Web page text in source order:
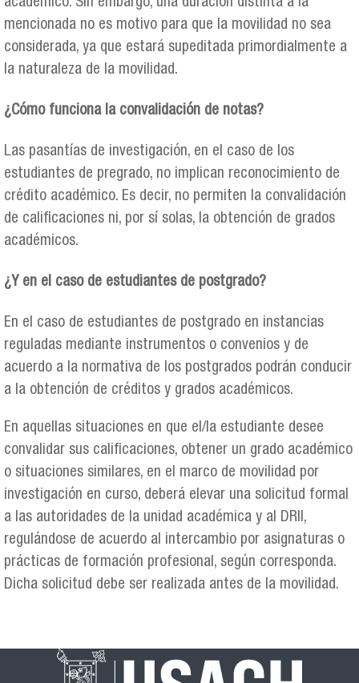
mencionada no es motivo para que la movilidad no sea
considerada, ya que estará supeditada primordialmente a
la naturaleza de la movilidad.
¿Cómo funciona la convalidación de notas?
Las pasantías de investigación, en el caso de los
estudiantes de pregrado, no implican reconocimiento de
crédito académico. Es decir, no permiten la convalidación
de calificaciones ni, por sí solas, la obtención de grados
académicos.
¿Y en el caso de estudiantes de postgrado?
En el caso de estudiantes de postgrado en instancias
reguladas mediante instrumentos o convenios y de
acuerdo a la normativa de los postgrados podrán conducir
a la obtención de créditos y grados académicos.
En aquellas situaciones en que el/la estudiante desee
convalidar sus calificaciones, obtener un grado académico
o situaciones similares, en el marco de movilidad por
investigación en curso, deberá elevar una solicitud formal
a las autoridades de la unidad académica y al DRII,
regulándose de acuerdo al intercambio por asignaturas o
prácticas de formación profesional, según corresponda.
Dicha solicitud debe ser realizada antes de la movilidad.